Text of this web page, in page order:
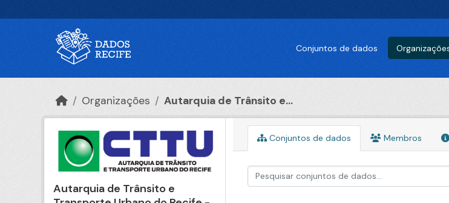
Conjuntos de dados
Organizações Autarquia de Trânsito e...
Autarquia de Trânsito e
Conjuntos de dados Membros